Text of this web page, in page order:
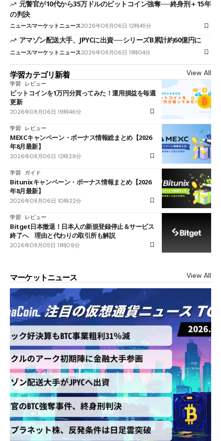
元警官が10代から35万ドルのビットコイン強奪──終身刑＋15年
の判決
ニュースマーケットニュース2026年08月06日 12時45分
アマゾン配送大手、JPYCに出資──シリーズB累計約60億円に
ニュースマーケットニュース2026年08月06日 11時04分
学習カテゴリ新着 View All
学習 レビュー
ビットコインを1万円分買ってみた！運用損益を毎週
更新
2026年08月06日 19時46分
学習 レビュー
MEXCキャンペーン・ボーナス情報総まとめ【2026
年8月最新】
2026年08月06日 12時29分
学習 ガイド
Bitunixキャンペーン・ボーナス情報まとめ【2026
年8月最新】
2026年08月06日 10時22分
学習 レビュー
Bitget日本撤退！日本人の新規登録停止＆サービス
終了へ 理由と代わりの取引所も解説
2026年08月05日 11時09分
マーケットニュース View All